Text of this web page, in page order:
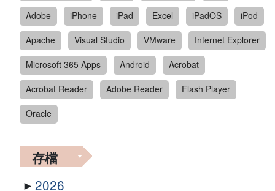
Adobe
iPhone iPad Excel iPadOS
iPod
Apache
Visual Studio VMware
Internet Explorer
Microsoft 365 Apps
Android
Acrobat
Acrobat Reader
Adobe Reader
Flash Player
Oracle
存檔
2026